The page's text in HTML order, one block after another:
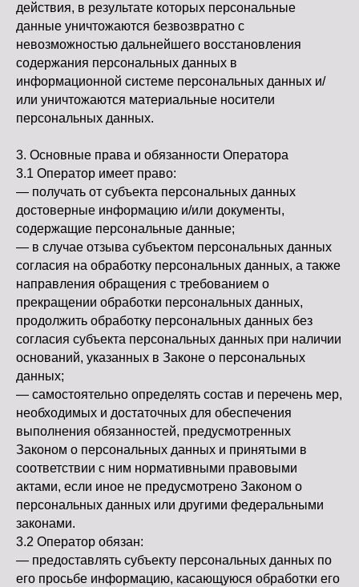
действия, в результате которых персональные
данные уничтожаются безвозвратно с
невозможностью дальнейшего восстановления
содержания персональных данных в
информационной системе персональных данных и/
или уничтожаются материальные носители
персональных данных.
3. Основные права и обязанности Оператора
3.1 Оператор имеет право:
— получать от субъекта персональных данных
достоверные информацию и/или документы,
содержащие персональные данные;
— в случае отзыва субъектом персональных данных
согласия на обработку персональных данных, а также
направления обращения с требованием о
прекращении обработки персональных данных,
продолжить обработку персональных данных без
согласия субъекта персональных данных при наличии
оснований, указанных в Законе о персональных
данных;
— самостоятельно определять состав и перечень мер,
необходимых и достаточных для обеспечения
выполнения обязанностей, предусмотренных
Законом о персональных данных и принятыми в
соответствии с ним нормативными правовыми
актами, если иное не предусмотрено Законом о
персональных данных или другими федеральными
законами.
3.2 Оператор обязан:
— предоставлять субъекту персональных данных по
его просьбе информацию, касающуюся обработки его